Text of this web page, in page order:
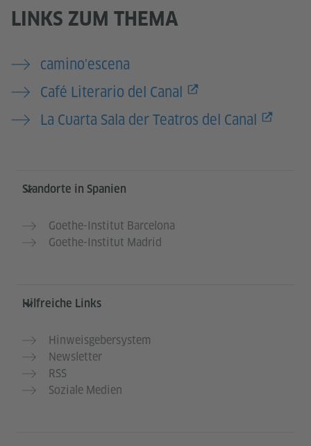
LINKS ZUM THEMA
camino'escena
Café Literario del Canal
La Cuarta Sala der Teatros del Canal
Service- und Informationsbereich
Standorte in Spanien
Goethe-Institut Barcelona
Goethe-Institut Madrid
Hilfreiche Links
Hinweisgebersystem
Newsletter
RSS
Soziale Medien